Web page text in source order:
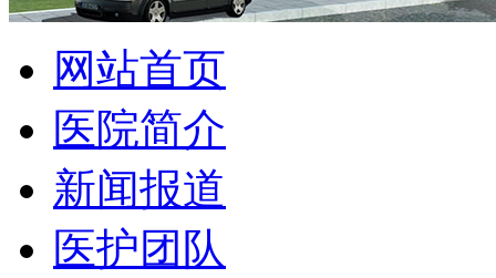
网站首页
医院简介
新闻报道
医护团队